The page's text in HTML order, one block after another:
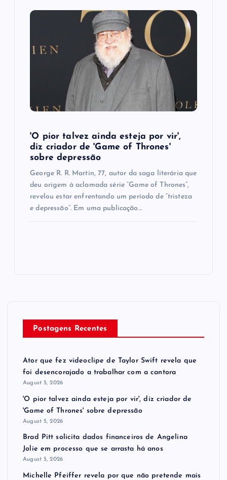
'O pior talvez ainda esteja por vir',
diz criador de 'Game of Thrones'
sobre depressão
George R. R. Martin, 77, autor da saga literária que
deu origem à aclamada série “Game of Thrones”,
revelou estar enfrentando um período de “tristeza
e depressão”. Em uma publicação…
Postagens Recentes
Ator que fez videoclipe de Taylor Swift revela que
foi desencorajado a trabalhar com a cantora
August 5, 2026
'O pior talvez ainda esteja por vir', diz criador de
'Game of Thrones' sobre depressão
August 5, 2026
Brad Pitt solicita dados financeiros de Angelina
Jolie em processo que se arrasta há anos
August 5, 2026
Michelle Pfeiffer revela por que não pretende mais